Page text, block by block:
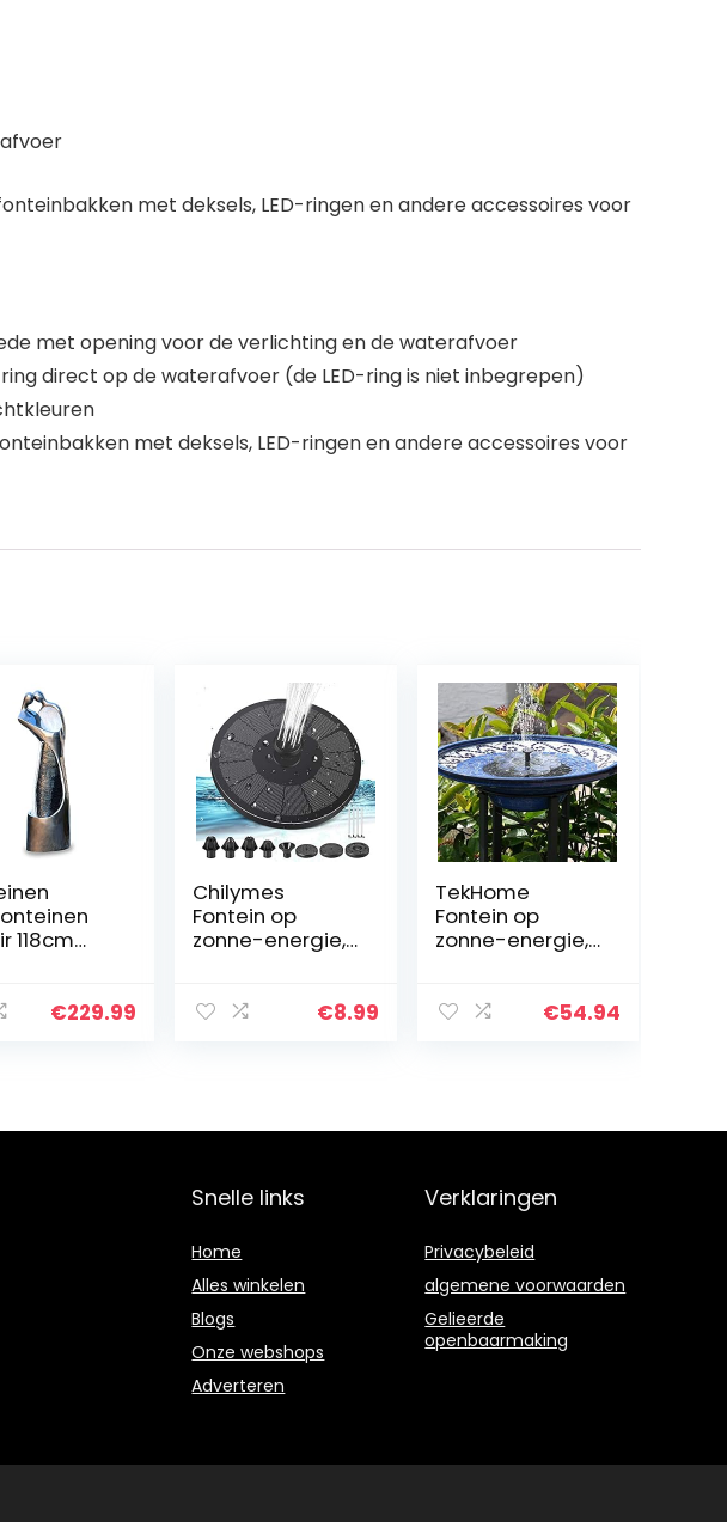
met deksels, LED-ringen en andere accessoires voor
met opening voor de verlichting en de waterafvoer
direct op de waterafvoer (de LED-ring is niet inbegrepen)
met deksels, LED-ringen en andere accessoires voor
118cm
€229.99
Chilymes
Fontein op
zonne-energie,
voor de tuin,
€8.99
TekHome
Fontein op
zonne-energie,
tuindecoratie,
€54.94
Snelle links
Home
Alles winkelen
Blogs
Onze webshops
Adverteren
Verklaringen
Privacybeleid
algemene voorwaarden
Gelieerde
openbaarmaking